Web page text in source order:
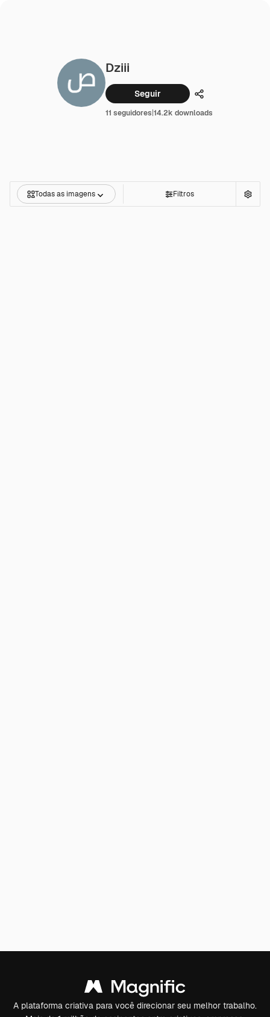
Dziii
Seguir Compartilhar
11 seguidores|14.2k downloads
Todas as imagens Filtros
A plataforma criativa para você direcionar seu melhor trabalho.